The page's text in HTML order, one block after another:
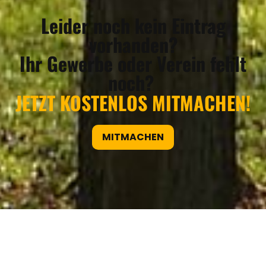
Leider noch kein Eintrag
vorhanden?
Ihr Gewerbe oder Verein fehlt
noch?
JETZT KOSTENLOS MITMACHEN!
MITMACHEN